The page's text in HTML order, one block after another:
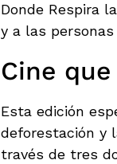
Donde Respira
y a las
Cine
Esta edición
deforestación y
través de tres